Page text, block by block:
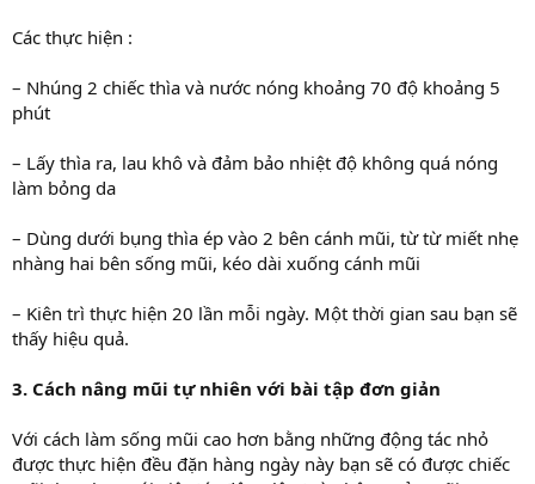
Các thực hiện :
– Nhúng 2 chiếc thìa và nước nóng khoảng 70 độ khoảng 5
phút
– Lấy thìa ra, lau khô và đảm bảo nhiệt độ không quá nóng
làm bỏng da
– Dùng dưới bụng thìa ép vào 2 bên cánh mũi, từ từ miết nhẹ
nhàng hai bên sống mũi, kéo dài xuống cánh mũi
– Kiên trì thực hiện 20 lần mỗi ngày. Một thời gian sau bạn sẽ
thấy hiệu quả.
3. Cách nâng mũi tự nhiên với bài tập đơn giản
Với cách làm sống mũi cao hơn bằng những động tác nhỏ
được thực hiện đều đặn hàng ngày này bạn sẽ có được chiếc